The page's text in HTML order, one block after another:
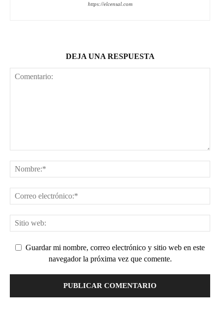
https://elcensal.com
DEJA UNA RESPUESTA
Guardar mi nombre, correo electrónico y sitio web en este
navegador la próxima vez que comente.